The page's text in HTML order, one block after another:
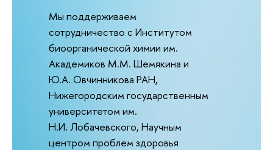
Мы поддерживаем
сотрудничество с Институтом
биоорганической химии им.
Академиков М.М. Шемякина и
Ю.А. Овчинникова РАН,
Нижегородским государственным
университетом им.
Н.И. Лобачевского, Научным
центром проблем здоровья